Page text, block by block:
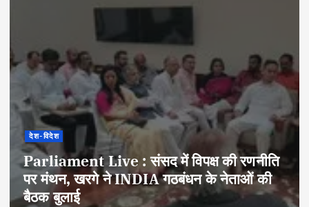
देश-विदेश
Parliament Live : संसद में विपक्ष की रणनीति
पर मंथन, खरगे ने INDIA गठबंधन के नेताओं की
बैठक बुलाई